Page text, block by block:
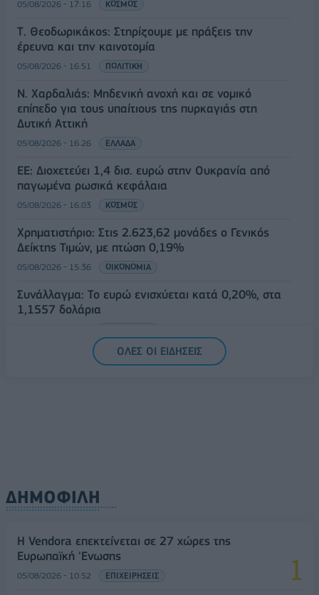
05/08/2026 - 17:16 ΚΟΣΜΟΣ
Τ. Θεοδωρικάκος: Στηρίζουμε με πράξεις την
έρευνα και την καινοτομία
05/08/2026 - 16:51 ΠΟΛΙΤΙΚΗ
Ν. Χαρδαλιάς: Μηδενική ανοχή και σε νομικό
επίπεδο για τους υπαίτιους της πυρκαγιάς στη
Δυτική Αττική
05/08/2026 - 16:26 ΕΛΛΑΔΑ
ΕΕ: Διοχετεύει 1,4 δισ. ευρώ στην Ουκρανία από
παγωμένα ρωσικά κεφάλαια
05/08/2026 - 16:03 ΚΟΣΜΟΣ
Χρηματιστήριο: Στις 2.623,62 μονάδες ο Γενικός
Δείκτης Τιμών, με πτώση 0,19%
05/08/2026 - 15:36 ΟΙΚΟΝΟΜΙΑ
Συνάλλαγμα: Το ευρώ ενισχύεται κατά 0,20%, στα
1,1557 δολάρια
ΟΛΕΣ ΟΙ ΕΙΔΗΣΕΙΣ
ΔΗΜΟΦΙΛΗ
Η Vendora επεκτείνεται σε 27 χώρες της
Ευρωπαϊκή 'Ενωσης
05/08/2026 - 10:52 ΕΠΙΧΕΙΡΗΣΕΙΣ